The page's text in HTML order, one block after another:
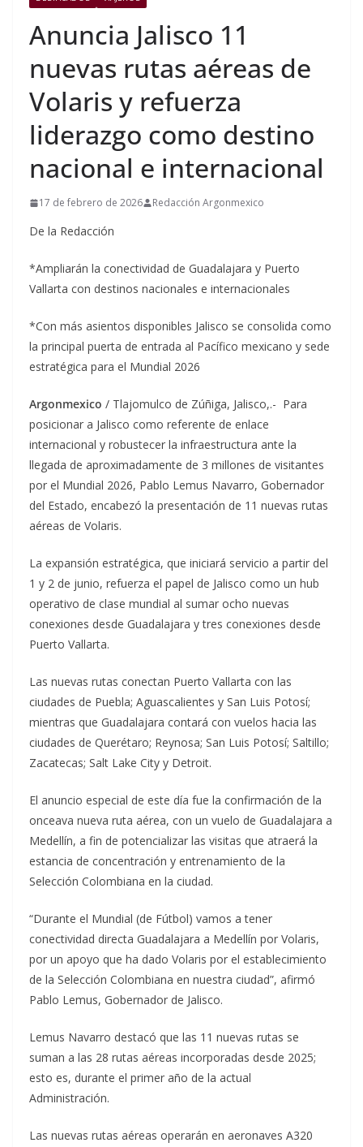
Anuncia Jalisco 11
nuevas rutas aéreas de
Volaris y refuerza
liderazgo como destino
nacional e internacional
17 de febrero de 2026 Redacción Argonmexico
De la Redacción
*Ampliarán la conectividad de Guadalajara y Puerto
Vallarta con destinos nacionales e internacionales
*Con más asientos disponibles Jalisco se consolida como
la principal puerta de entrada al Pacífico mexicano y sede
estratégica para el Mundial 2026
Argonmexico / Tlajomulco de Zúñiga, Jalisco,.- Para
posicionar a Jalisco como referente de enlace
internacional y robustecer la infraestructura ante la
llegada de aproximadamente de 3 millones de visitantes
por el Mundial 2026, Pablo Lemus Navarro, Gobernador
del Estado, encabezó la presentación de 11 nuevas rutas
aéreas de Volaris.
La expansión estratégica, que iniciará servicio a partir del
1 y 2 de junio, refuerza el papel de Jalisco como un hub
operativo de clase mundial al sumar ocho nuevas
conexiones desde Guadalajara y tres conexiones desde
Puerto Vallarta.
Las nuevas rutas conectan Puerto Vallarta con las
ciudades de Puebla; Aguascalientes y San Luis Potosí;
mientras que Guadalajara contará con vuelos hacia las
ciudades de Querétaro; Reynosa; San Luis Potosí; Saltillo;
Zacatecas; Salt Lake City y Detroit.
El anuncio especial de este día fue la confirmación de la
onceava nueva ruta aérea, con un vuelo de Guadalajara a
Medellín, a fin de potencializar las visitas que atraerá la
estancia de concentración y entrenamiento de la
Selección Colombiana en la ciudad.
“Durante el Mundial (de Fútbol) vamos a tener
conectividad directa Guadalajara a Medellín por Volaris,
por un apoyo que ha dado Volaris por el establecimiento
de la Selección Colombiana en nuestra ciudad”, afirmó
Pablo Lemus, Gobernador de Jalisco.
Lemus Navarro destacó que las 11 nuevas rutas se
suman a las 28 rutas aéreas incorporadas desde 2025;
esto es, durante el primer año de la actual
Administración.
Las nuevas rutas aéreas operarán en aeronaves A320